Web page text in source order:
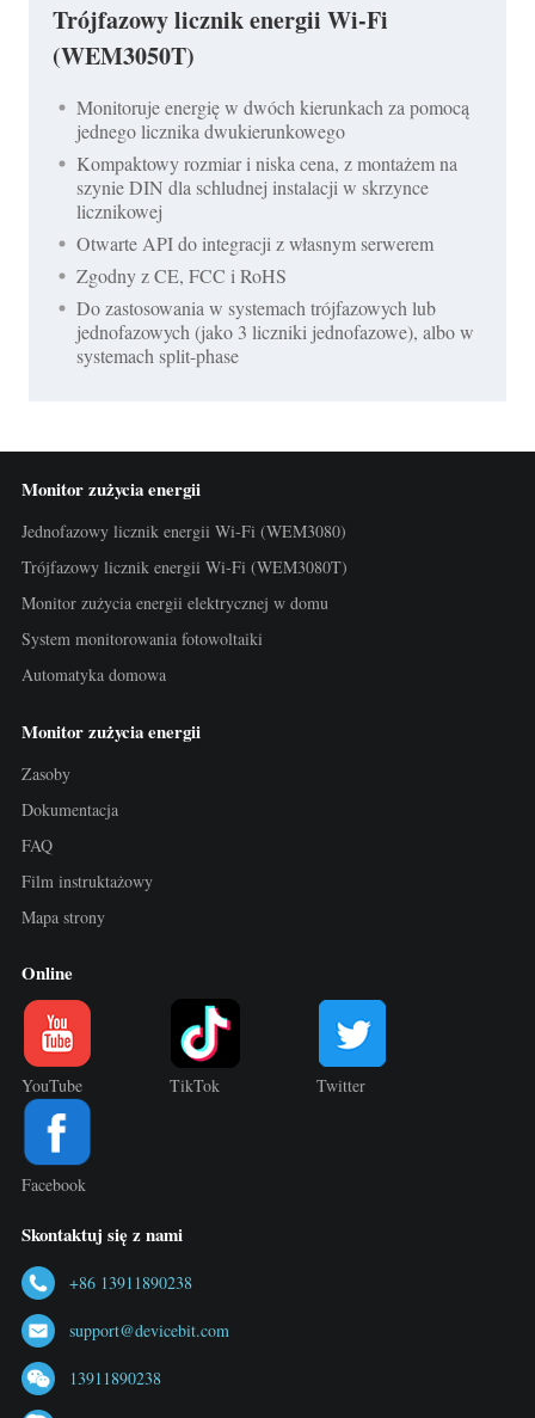
Trójfazowy licznik energii Wi-Fi
(WEM3050T)
Monitoruje energię w dwóch kierunkach za pomocą
jednego licznika dwukierunkowego
Kompaktowy rozmiar i niska cena, z montażem na
szynie DIN dla schludnej instalacji w skrzynce
licznikowej
Otwarte API do integracji z własnym serwerem
Zgodny z CE, FCC i RoHS
Do zastosowania w systemach trójfazowych lub
jednofazowych (jako 3 liczniki jednofazowe), albo w
systemach split-phase
Monitor zużycia energii
Jednofazowy licznik energii Wi-Fi (WEM3080)
Trójfazowy licznik energii Wi-Fi (WEM3080T)
Monitor zużycia energii elektrycznej w domu
System monitorowania fotowoltaiki
Automatyka domowa
Monitor zużycia energii
Zasoby
Dokumentacja
FAQ
Film instruktażowy
Mapa strony
Online
YouTube TikTok Twitter
Facebook
Skontaktuj się z nami
+86 13911890238
support@devicebit.com
13911890238